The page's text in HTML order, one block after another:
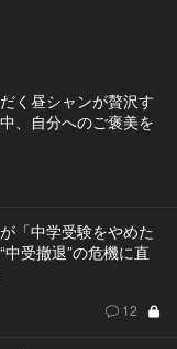
く昼シャンが贅沢す
、自分へのご褒美を
「中学受験をやめた
受撤退”の危機に直
12